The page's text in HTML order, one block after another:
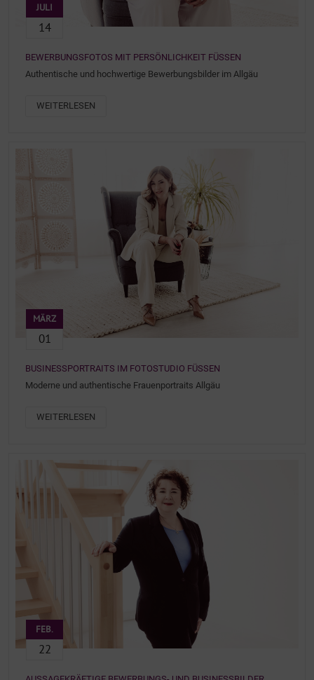
JULI
14
BEWERBUNGSFOTOS MIT PERSÖNLICHKEIT FÜSSEN
Authentische und hochwertige Bewerbungsbilder im Allgäu
WEITERLESEN
MÄRZ
01
BUSINESSPORTRAITS IM FOTOSTUDIO FÜSSEN
Moderne und authentische Frauenportraits Allgäu
WEITERLESEN
FEB.
22